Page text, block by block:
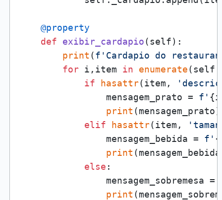
    @property
def
exibir_cardapio(self):
print (f'Cardapio do
for i,item in enumerate
if
hasattr(item,
                mensagem_prato =
f'
print (mensagem_prato)
elif
hasattr(item,
                mensagem_bebida =
f'
print
else :
                mensagem_sobremesa =
print